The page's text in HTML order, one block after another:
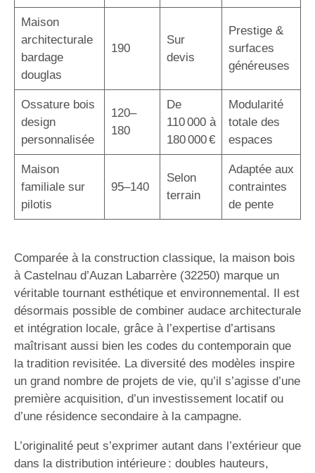
Maison
architecturale
bardage
douglas
190
Sur
devis
Prestige &
surfaces
généreuses
Ossature bois
design
personnalisée
120–
180
De
110 000 à
180 000 €
Modularité
totale des
espaces
Maison
familiale sur
pilotis
95–140
Selon
terrain
Adaptée aux
contraintes
de pente
Comparée à la construction classique, la maison bois
à Castelnau d’Auzan Labarrère (32250) marque un
véritable tournant esthétique et environnemental. Il est
désormais possible de combiner audace architecturale
et intégration locale, grâce à l’expertise d’artisans
maîtrisant aussi bien les codes du contemporain que
la tradition revisitée. La diversité des modèles inspire
un grand nombre de projets de vie, qu’il s’agisse d’une
première acquisition, d’un investissement locatif ou
d’une résidence secondaire à la campagne.
L’originalité peut s’exprimer autant dans l’extérieur que
dans la distribution intérieure : doubles hauteurs,